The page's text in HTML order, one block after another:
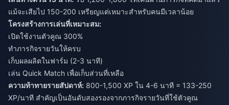
แม้จะเสียไป 150-200 เหรียญแต่เหมาะสำหรับคนมีเวลาน้อย
โครงสร้างการเล่นที่เหมาะสม:
เปิดใช้งานตัวคูณ 300%
ทำภารกิจรายวันให้ครบ
เก็บผลผลิตในฟาร์ม (2-3 นาที)
เล่น Quick Match เพื่อเก็บส่วนที่เหลือ
ความท้าทายรายสัปดาห์: 800-1,500 XP ใน 4-6 นาที = 133-250
XP/นาที สำคัญเป็นอันดับสองรองจากภารกิจรายวันที่ใช้ตัวคูณ